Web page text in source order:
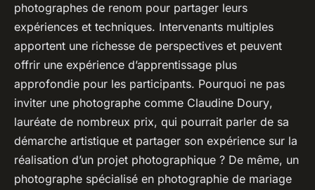
photographes de renom pour partager leurs
expériences et techniques. Intervenants multiples
apportent une richesse de perspectives et peuvent
offrir une expérience d’apprentissage plus
approfondie pour les participants. Pourquoi ne pas
inviter une photographe comme Claudine Doury,
lauréate de nombreux prix, qui pourrait parler de sa
démarche artistique et partager son expérience sur la
réalisation d’un projet photographique ? De même, un
photographe spécialisé en photographie de mariage